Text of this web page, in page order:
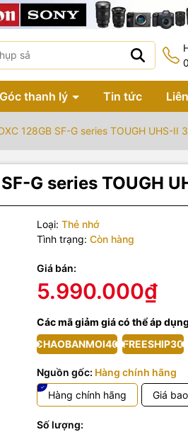
Góc thanh lý Tin tức
128GB SF-G series TOUGH UHS-II
G series TOUGH
Loại: Thẻ nhớ
Tình trạng: Còn hàng
Giá bán:
5.990.000₫
Các mã giảm giá có thể áp
CHAOBANMOI40 FREESHIP30
Nguồn gốc: Hàng chính hãng
Hàng chính hãng
Giá
Số lượng:
bao gồm